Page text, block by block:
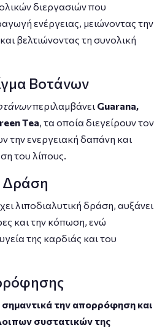
διεργασιών που
ενέργειας, μειώνοντας την
βελτιώνοντας τη συνολική
Βοτάνων
περιλαμβάνει Guarana,
Tea, τα οποία διεγείρουν τον
την ενεργειακή δαπάνη και
του λίπους.
Δράση
λιποδιαλυτική δράση, αυξάνει
και την κόπωση, ενώ
της καρδιάς και του
σημαντικά την απορρόφηση και
συστατικών της